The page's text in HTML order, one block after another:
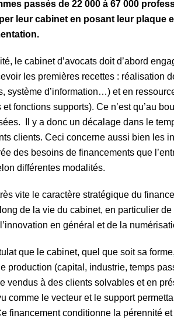
passés de 22 000 à 67 000
leur cabinet en posant leur plaque
le cabinet d’avocats doit d’abord
les premières recettes : réalisation
système d’information…) et en
fonctions supports). Ce n’est qu’au
Il y a donc un décalage dans le
clients. Ceci concerne aussi bien les
des besoins de financements que
différentes modalités.
vite le caractère stratégique du
de la vie du cabinet, en particulier
en général et de la
que le cabinet, quel que soit sa
production (capital, industrie, temps
vendus à des clients solvables et en
comme le vecteur et le support
financement conditionne la pérennité